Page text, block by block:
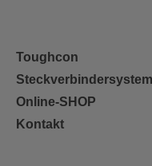
Toughcon
Steckverbindersystem
Online-SHOP
Kontakt